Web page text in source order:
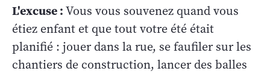
L'excuse :Vous vous souvenez quand vous
étiez enfant et que tout votre été était
planifié : jouer dans la rue, se faufiler sur les
chantiers de construction, lancer des balles